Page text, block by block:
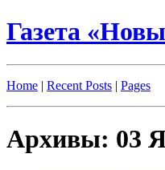
Газета
Home | Recent Posts | Pages
Архивы: 03